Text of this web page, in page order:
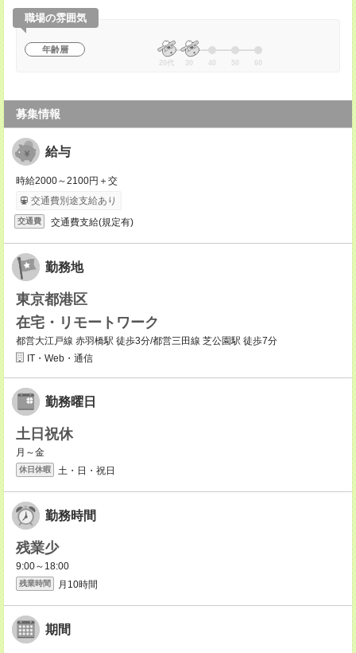
職場の雰囲気
年齢層
20代 30 40 50 60
募集情報
給与
時給2000～2100円＋交
交通費別途支給あり
交通費 交通費支給(規定有)
勤務地
東京都港区
在宅・リモートワーク
都営大江戸線 赤羽橋駅 徒歩3分/都営三田線 芝公園駅 徒歩7分
IT・Web・通信
勤務曜日
土日祝休
月～金
休日休暇 土・日・祝日
勤務時間
残業少
9:00～18:00
残業時間 月10時間
期間